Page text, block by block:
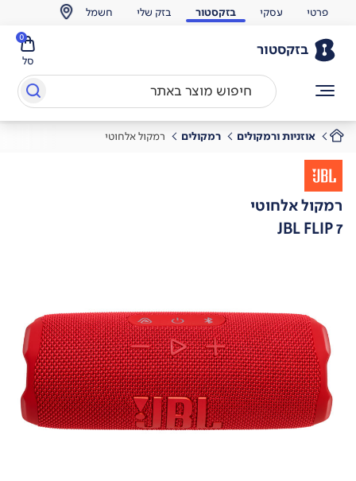
פרטי עסקי בזקסטור בזק שלי חשמל
בזקסטור
סל
0
אוזניות ורמקולים רמקולים רמקול אלחוטי
רמקול אלחוטי
JBL FLIP 7